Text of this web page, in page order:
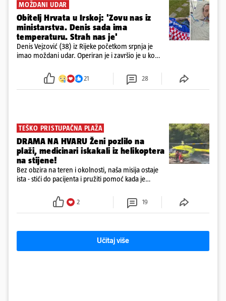
MOŽDANI UDAR
Obitelj Hrvata u Irskoj: 'Zovu nas iz
ministarstva. Denis sada ima
temperaturu. Strah nas je'
Denis Vejzović (38) iz Rijeke početkom srpnja je
imao moždani udar. Operiran je i završio je u komi.
tamošnji liječnici ne vjeruju u oporavak: 'Imamo
21 28
TEŠKO PRISTUPAČNA PLAŽA
DRAMA NA HVARU Ženi pozlilo na
plaži, medicinari iskakali iz helikoptera
na stijene!
Bez obzira na teren i okolnosti, naša misija ostaje
ista - stići do pacijenta i pružiti pomoć kada je
2 19
Učitaj više